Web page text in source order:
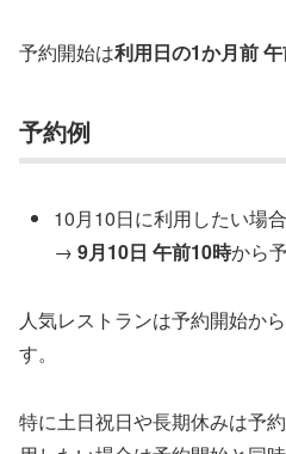
予約開始は利用日の1か月前
予約例
10月10日に利用したい場合
→9月10日 午前10時から
人気レストランは予約開始か
す。
特に土日祝日や長期休みは予